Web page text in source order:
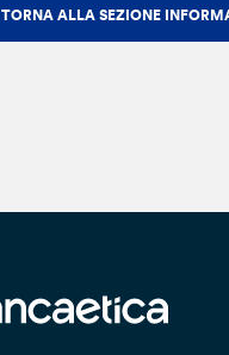
TORNA ALLA SEZIONE